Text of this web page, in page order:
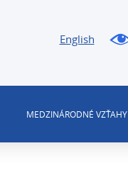
English
MEDZINÁRODNÉ VZŤAHY